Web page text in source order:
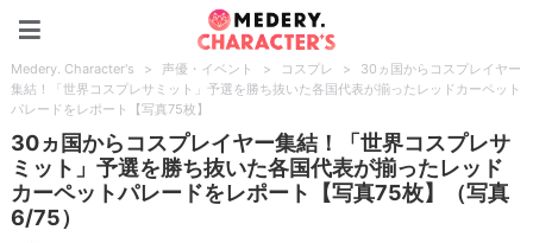
Medery. Character's > 声優・イベント > コスプレ >
30ヵ国からコスプレイヤー
集結！「世界コスプレサミット」予選を勝ち抜いた各国代表が揃ったレッドカーペット
パレードをレポート【写真75枚】
30ヵ国からコスプレイヤー集結！「世界コスプレサ
ミット」予選を勝ち抜いた各国代表が揃ったレッド
カーペットパレードをレポート【写真75枚】（写真
6/75）